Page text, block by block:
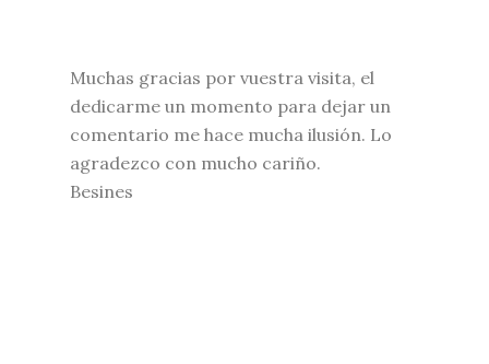
Muchas gracias por vuestra visita, el
dedicarme un momento para dejar un
comentario me hace mucha ilusión. Lo
agradezco con mucho cariño.
Besines